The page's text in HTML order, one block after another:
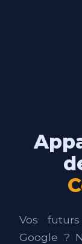
Vos
Google ?